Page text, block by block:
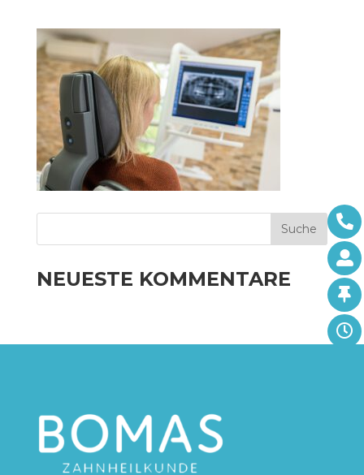
NEUESTE KOMMENTARE